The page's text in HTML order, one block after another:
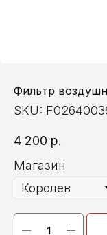
Фильтр
SKU:
4 200 р.
Магазин